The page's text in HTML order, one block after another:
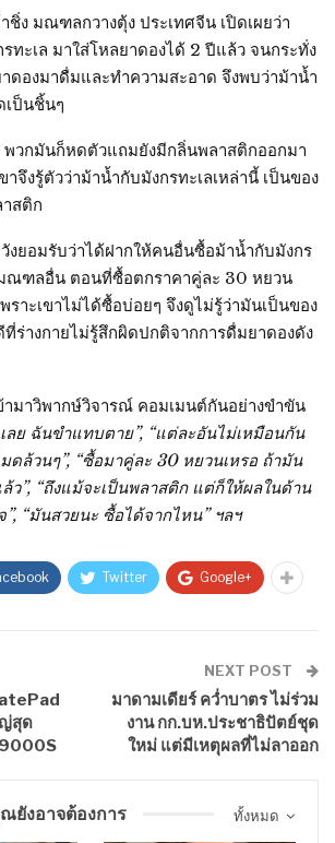
ชิ่ง มณฑลกวางตุ้ง ประเทศจีน เปิดเผยว่า
ทะเล มาใส่โหลยาดองได้ 2 ปีแล้ว จนกระทั่ง
ดองมาดื่มและทำความสะอาด จึงพบว่าม้าน้ำ
เป็นชิ้นๆ
พวกมันก็หดตัวแถมยังมีกลิ่นพลาสติกออกมา
าจึงรู้ตัวว่าม้าน้ำกับมังกรทะเลเหล่านี้ เป็นของ
สติก
งยอมรับว่าได้ฝากให้คนอื่นซื้อม้าน้ำกับมังกร
มณฑลอื่น ตอนที่ซื้อตกราคาคู่ละ 30 หยวน
ราะเขาไม่ได้ซื้อบ่อยๆ จึงดูไม่รู้ว่ามันเป็นของ
ร่างกายไม่รู้สึกผิดปกติจากการดื่มยาดองดัง
ามาวิพากษ์วิจารณ์ คอมเมนต์กันอย่างขำขัน
ลย ฉันขำแทบตาย”, “แต่ละอันไม่เหมือนกัน
ดล้วนๆ”, “ซื้อมาคู่ละ 30 หยวนเหรอ ถ้ามัน
ว”, “ถึงแม้จะเป็นพลาสติก แต่ก็ให้ผลในด้าน
“มันสวยนะ ซื้อได้จากไหน” ฯลฯ
Twitter Google+
สุด
NEXT POST
มาดามเดียร์ คว่ำบาตร ไม่ร่วม
งาน กก.บห.ประชาธิปัตย์ชุด
ใหม่ แต่มีเหตุผลที่ไม่ลาออก
ทั้งหมด
ยังอาจต้องการ